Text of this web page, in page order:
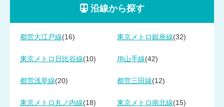
沿線から探す
都営大江戸線(16) 東京メトロ銀座線(32)
東京メトロ日比谷線(10) JR山手線(42)
都営浅草線(20) 都営三田線(12)
東京メトロ丸ノ内線(18) 東京メトロ南北線(15)